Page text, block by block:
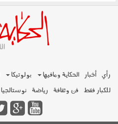
رأي أخبار الحكاية ومافيها بولوتيكا
للكبار فقط فن وثقافة رياضة نوستالجيا